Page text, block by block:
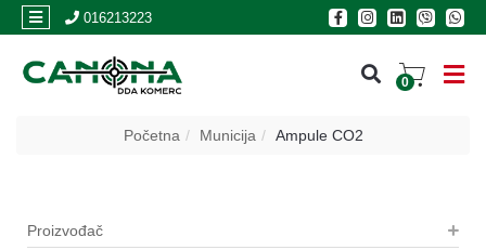
016213223
0
Početna Municija Ampule CO2
Proizvođač